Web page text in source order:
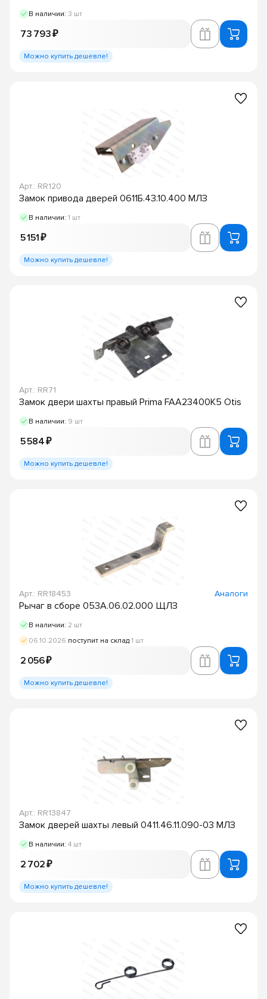
В наличии: 3 шт
73 793 ₽
Можно купить дешевле!
Арт.: RR120
Замок привода дверей 0611Б.43.10.400 МЛЗ
В наличии: 1 шт
5 151 ₽
Можно купить дешевле!
Арт.: RR71
Замок двери шахты правый Prima FAA23400K5 Otis
В наличии: 9 шт
5 584 ₽
Можно купить дешевле!
Арт.: RR18453 Аналоги
Рычаг в сборе 053А.06.02.000 ЩЛЗ
В наличии: 2 шт
06.10.2026 поступит на склад 1 шт
2 056 ₽
Можно купить дешевле!
Арт.: RR13847
Замок дверей шахты левый 0411.46.11.090-03 МЛЗ
В наличии: 4 шт
2 702 ₽
Можно купить дешевле!